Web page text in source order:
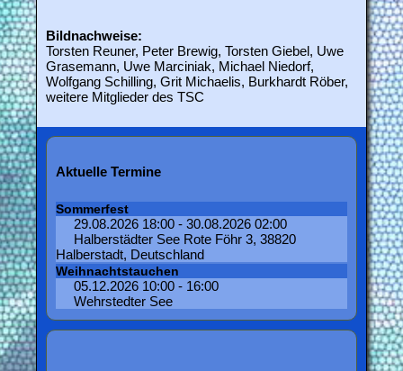
Bildnachweise:
Torsten Reuner, Peter Brewig, Torsten Giebel, Uwe
Grasemann, Uwe Marciniak, Michael Niedorf,
Wolfgang Schilling, Grit Michaelis, Burkhardt Röber,
weitere Mitglieder des TSC
Aktuelle Termine
Sommerfest
29.08.2026 18:00 - 30.08.2026 02:00
Halberstädter See Rote Föhr 3, 38820
Halberstadt, Deutschland
Weihnachtstauchen
05.12.2026 10:00 - 16:00
Wehrstedter See